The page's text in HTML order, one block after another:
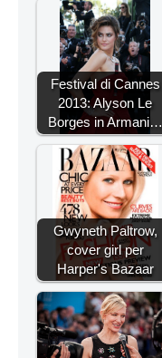
Festival di Cannes
2013: Alyson Le
Borges in Armani…
Gwyneth Paltrow,
cover girl per
Harper's Bazaar